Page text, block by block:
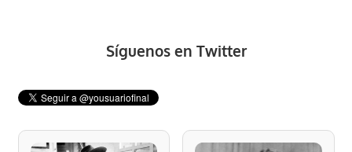
Síguenos en Twitter